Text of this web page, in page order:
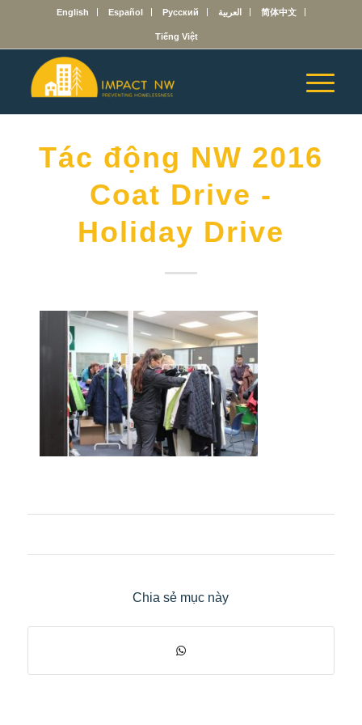
English Español Русский العربية 简体中文
Tiếng Việt
Tác động NW 2016
Coat Drive -
Holiday Drive
Chia sẻ mục này